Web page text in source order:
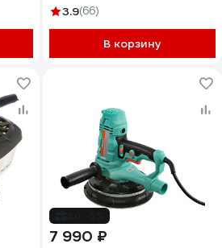
3.9(66)
В корзину
7 990 ₽